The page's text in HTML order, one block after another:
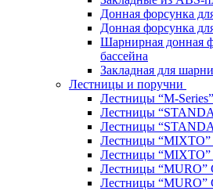
Донная форсунка
Донная форсунка
Шарнирная донная
бассейна
Закладная для
Лестницы и поручни
Лестницы “M-
Лестницы
Лестницы
Лестницы “MIXTO”
Лестницы “MIXTO”
Лестницы “MURO”
Лестницы “MURO”